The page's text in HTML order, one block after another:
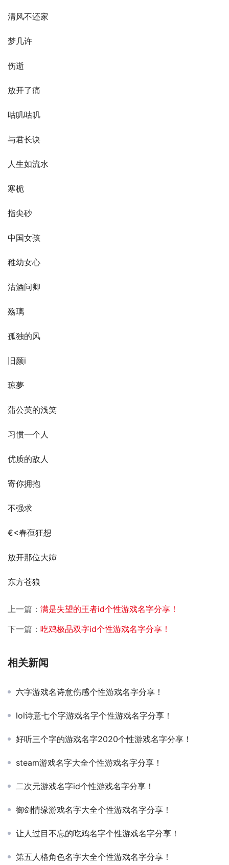
清风不还家
梦几许
伤逝
放开了痛
咕叽咕叽
与君长诀
人生如流水
寒栀
指尖砂
中国女孩
稚幼女心
沽酒问卿
殇璃
孤独的风
旧颜i
琼夢
蒲公英的浅笑
习惯一个人
优质的敌人
寄你拥抱
不强求
€<春亱狂想
放开那位大婶
东方苍狼
上一篇： 满是失望的王者id个性游戏名字分享！
下一篇： 吃鸡极品双字id个性游戏名字分享！
相关新闻
六字游戏名诗意伤感个性游戏名字分享！
lol诗意七个字游戏名字个性游戏名字分享！
好听三个字的游戏名字2020个性游戏名字分享！
steam游戏名字大全个性游戏名字分享！
二次元游戏名字id个性游戏名字分享！
御剑情缘游戏名字大全个性游戏名字分享！
让人过目不忘的吃鸡名字个性游戏名字分享！
第五人格角色名字大全个性游戏名字分享！